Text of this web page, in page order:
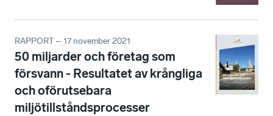
RAPPORT – 17 november 2021
50 miljarder och företag som
försvann - Resultatet av krångliga
och oförutsebara
miljötillståndsprocesser